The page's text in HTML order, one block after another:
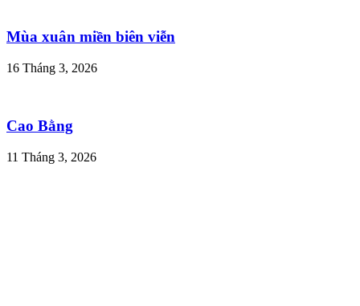
Mùa xuân miền biên viễn
16 Tháng 3, 2026
Cao Bằng
11 Tháng 3, 2026